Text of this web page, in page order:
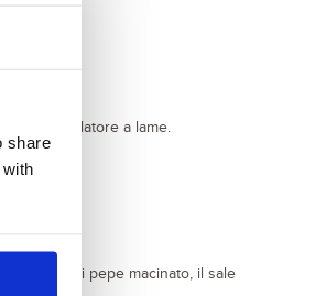
share
in un frullatore a lame.
presa di pepe macinato, il sale